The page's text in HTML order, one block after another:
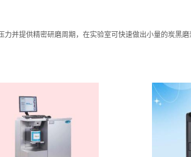
提供精密研磨周期，在实验室可快速做出小量的炭黑磨